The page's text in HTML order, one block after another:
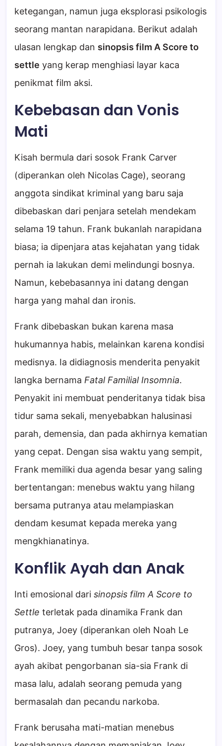
ketegangan, namun juga eksplorasi psikologis
seorang mantan narapidana. Berikut adalah
ulasan lengkap dan sinopsis film A Score to
settle yang kerap menghiasi layar kaca
penikmat film aksi.
Kebebasan dan Vonis
Mati
Kisah bermula dari sosok Frank Carver
(diperankan oleh Nicolas Cage), seorang
anggota sindikat kriminal yang baru saja
dibebaskan dari penjara setelah mendekam
selama 19 tahun. Frank bukanlah narapidana
biasa; ia dipenjara atas kejahatan yang tidak
pernah ia lakukan demi melindungi bosnya.
Namun, kebebasannya ini datang dengan
harga yang mahal dan ironis.
Frank dibebaskan bukan karena masa
hukumannya habis, melainkan karena kondisi
medisnya. Ia didiagnosis menderita penyakit
langka bernama Fatal Familial Insomnia.
Penyakit ini membuat penderitanya tidak bisa
tidur sama sekali, menyebabkan halusinasi
parah, demensia, dan pada akhirnya kematian
yang cepat. Dengan sisa waktu yang sempit,
Frank memiliki dua agenda besar yang saling
bertentangan: menebus waktu yang hilang
bersama putranya atau melampiaskan
dendam kesumat kepada mereka yang
mengkhianatinya.
Konflik Ayah dan Anak
Inti emosional dari sinopsis film A Score to
Settle terletak pada dinamika Frank dan
putranya, Joey (diperankan oleh Noah Le
Gros). Joey, yang tumbuh besar tanpa sosok
ayah akibat pengorbanan sia-sia Frank di
masa lalu, adalah seorang pemuda yang
bermasalah dan pecandu narkoba.
Frank berusaha mati-matian menebus